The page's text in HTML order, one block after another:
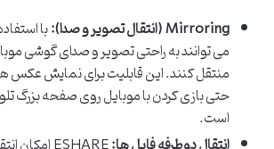
Mirroring (انتقال تصویر و صدا):
می توانند به راحتی تصویر و صدای گوشی
منتقل کنند. این قابلیت برای نمایش عکس ها،
حتی بازی کردن با موبایل روی صفحه بزرگ
است.